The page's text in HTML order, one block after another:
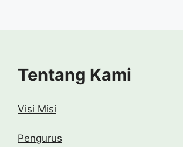
Tentang Kami
Visi Misi
Pengurus